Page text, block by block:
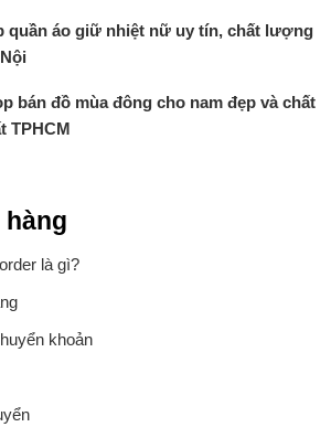
quần áo giữ nhiệt nữ uy tín, chất lượng
bán đồ mùa đông cho nam đẹp và chất
TPHCM
hàng
là gì?
khoản